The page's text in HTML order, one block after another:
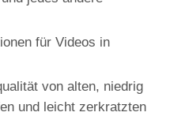
für Videos in
von alten, niedrig
und leicht zerkratzten